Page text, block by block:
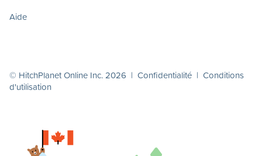
Aide
© HitchPlanet Online Inc. 2026 | Confidentialité | Conditions
d'utilisation